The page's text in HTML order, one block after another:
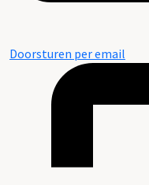
Doorsturen per email